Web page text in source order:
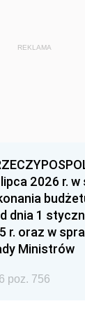
1959
1938
1930
REKLAMA
2026 r.
dnia 1
r. oraz w
Ministrów
poz. 756